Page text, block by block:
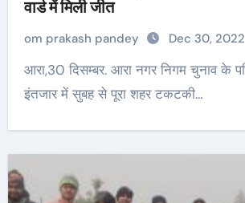
वार्ड में मिली जीत
om prakash pandey Dec 30, 2022
आरा,30 दिसम्बर. आरा नगर निगम चुनाव के परिणाम के नतीजे के
इंतजार में सुबह से पूरा शहर टकटकी…